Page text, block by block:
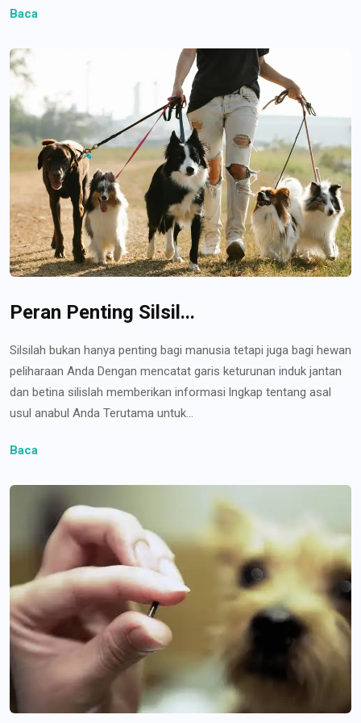
Baca
Peran Penting Silsil...
Silsilah bukan hanya penting bagi manusia tetapi juga bagi hewan
peliharaan Anda Dengan mencatat garis keturunan induk jantan
dan betina silislah memberikan informasi lngkap tentang asal
usul anabul Anda Terutama untuk...
Baca